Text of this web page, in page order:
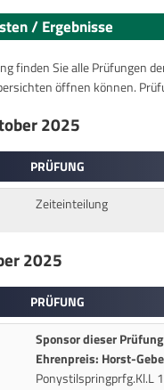
/ Ergebnisse
finden Sie alle Prüfungen
öffnen können.
2025
PRÜFUNG
Zeiteinteilung
2025
PRÜFUNG
Sponsor dieser
Ehrenpreis: Horst-
Ponystilspringprfg.Kl.L